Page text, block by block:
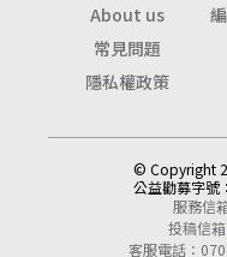
About us
常見問題
隱私權政策
© Copyright
公益勸募字號：
服務信
投稿信箱
客服電話：